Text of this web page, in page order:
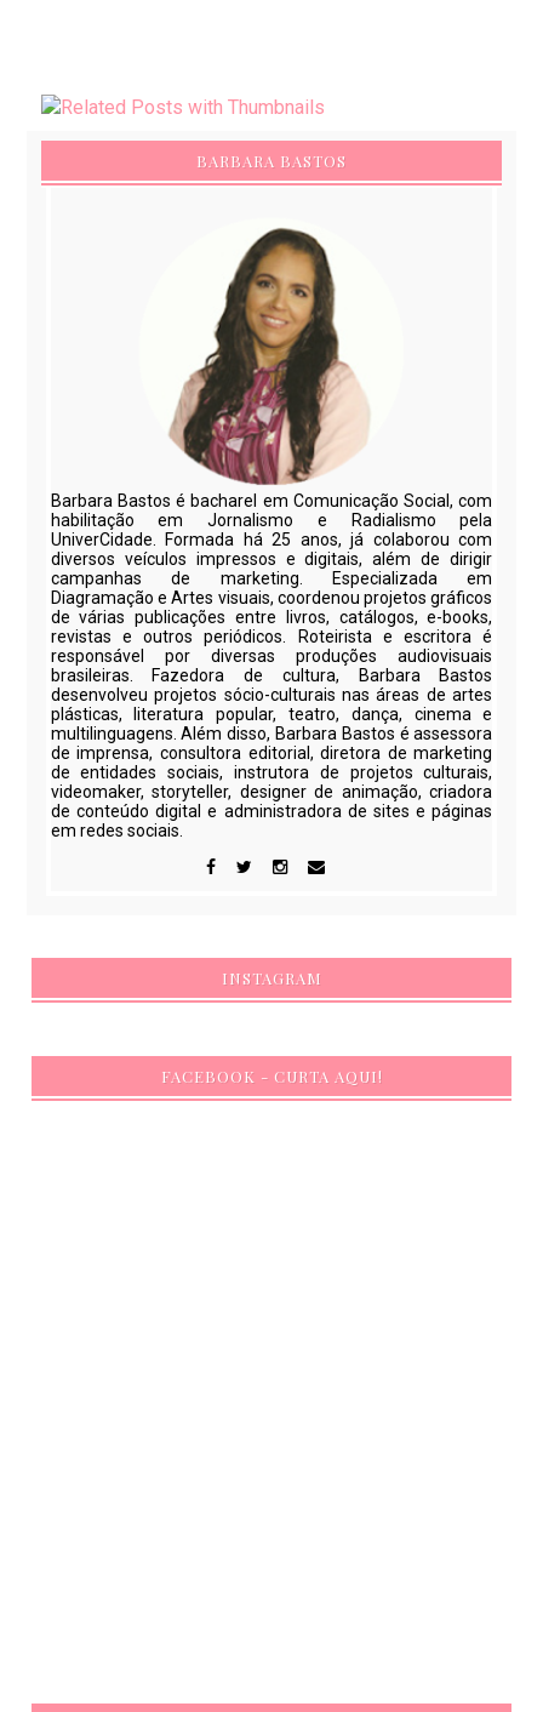
BARBARA BASTOS
Barbara Bastos é bacharel em Comunicação Social, com
habilitação em Jornalismo e Radialismo pela
UniverCidade. Formada há 25 anos, já colaborou com
diversos veículos impressos e digitais, além de dirigir
campanhas de marketing. Especializada em
Diagramação e Artes visuais, coordenou projetos gráficos
de várias publicações entre livros, catálogos, e-books,
revistas e outros periódicos. Roteirista e escritora é
responsável por diversas produções audiovisuais
brasileiras. Fazedora de cultura, Barbara Bastos
desenvolveu projetos sócio-culturais nas áreas de artes
plásticas, literatura popular, teatro, dança, cinema e
multilinguagens. Além disso, Barbara Bastos é assessora
de imprensa, consultora editorial, diretora de marketing
de entidades sociais, instrutora de projetos culturais,
videomaker, storyteller, designer de animação, criadora
de conteúdo digital e administradora de sites e páginas
em redes sociais.
INSTAGRAM
FACEBOOK - CURTA AQUI!